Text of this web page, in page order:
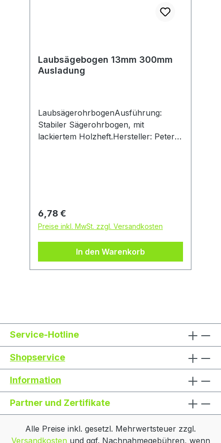
Laubsägebogen 13mm 300mm
Ausladung
LaubsägerohrbogenAusführung:
Stabiler Sägerohrbogen, mit
lackiertem Holzheft.Hersteller: Peter
Regulärer Preis:
6,78 €
Preise inkl. MwSt. zzgl. Versandkosten
In den Warenkorb
Service-Hotline
Shopservice
Information
Partner und Zertifikate
Alle Preise inkl. gesetzl. Mehrwertsteuer zzgl.
Versandkostenund ggf. Nachnahmegebühren, wenn